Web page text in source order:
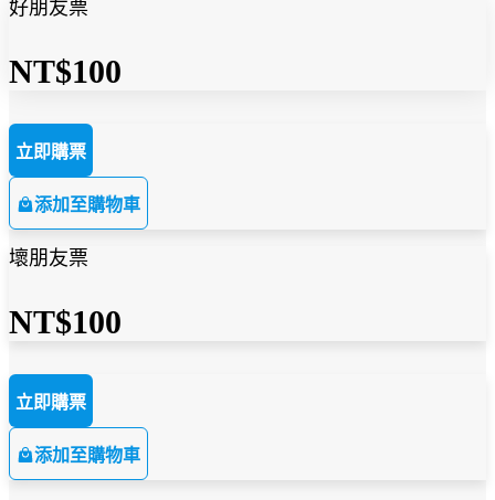
好朋友票
NT$100
立即購票
添加至購物車
壞朋友票
NT$100
立即購票
添加至購物車